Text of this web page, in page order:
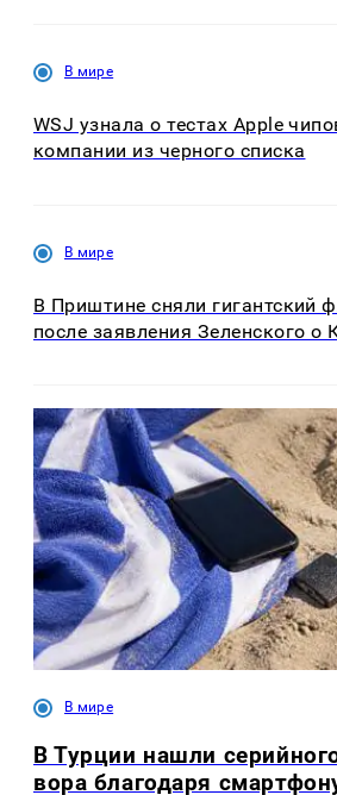
В мире
WSJ узнала о тестах Apple
компании из черного списка
В мире
В Приштине сняли гигантский
после заявления Зеленского о
В мире
В Турции нашли
вора благодаря